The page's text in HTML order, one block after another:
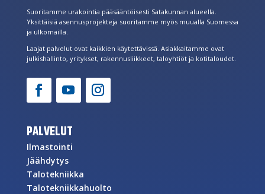
Suoritamme urakointia pääsääntöisesti Satakunnan alueella.
Yksittäisiä asennusprojekteja suoritamme myös muualla Suomessa
ja ulkomailla.
Laajat palvelut ovat kaikkien käytettävissä. Asiakkaitamme ovat
julkishallinto, yritykset, rakennusliikkeet, taloyhtiöt ja kotitaloudet.
PALVELUT
Ilmastointi
Jäähdytys
Talotekniikka
Talotekniikkahuolto